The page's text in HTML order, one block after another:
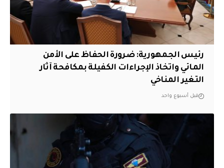
رئيس الجمهورية: ضرورة الحفاظ على الأمن
المائي واتخاذ الإجراءات الكفيلة بمكافحة آثار
التغير المناخي
قبل أسبوع واحد